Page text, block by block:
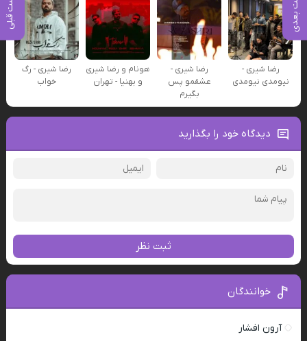
پست بعدی پست قبلی
رضا شیری -
نیومدی نیومدی
رضا شیری -
عشقمو پس
بگیرم
هونام و رضا شیری
و بهنیا - تهران
رضا شیری - رگ
خواب
دیدگاه خود را بگذارید
ثبت نظر
خوانندگان
آرون افشار